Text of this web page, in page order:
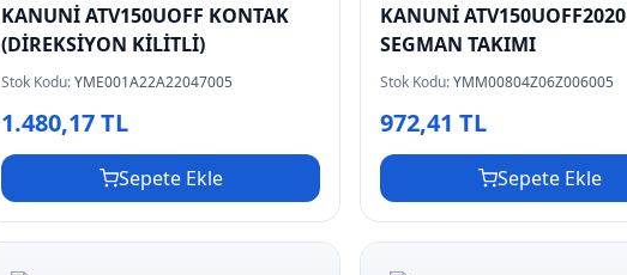
KANUNİ ATV150UOFF KONTAK
(DİREKSİYON KİLİTLİ)
Stok Kodu:YME001A22A22047005
1.480,17 TL
Sepete Ekle
KANUNİ ATV150UOFF2020
SEGMAN TAKIMI
Stok Kodu:YMM00804Z06Z006005
972,41 TL
Sepete Ekle